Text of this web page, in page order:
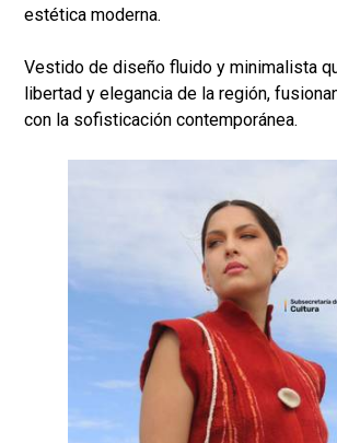
estética moderna.
Vestido de diseño fluido y minimalista
libertad y elegancia de la región,
con la sofisticación contemporánea.